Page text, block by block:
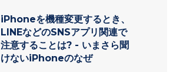
iPhoneを機種変更するとき、
LINEなどのSNSアプリ関連で
注意することは? - いまさら聞
けないiPhoneのなぜ